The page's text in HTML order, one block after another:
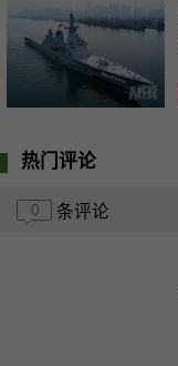
热门评论
0 条评论